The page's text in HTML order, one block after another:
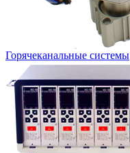
Горячеканальные системы